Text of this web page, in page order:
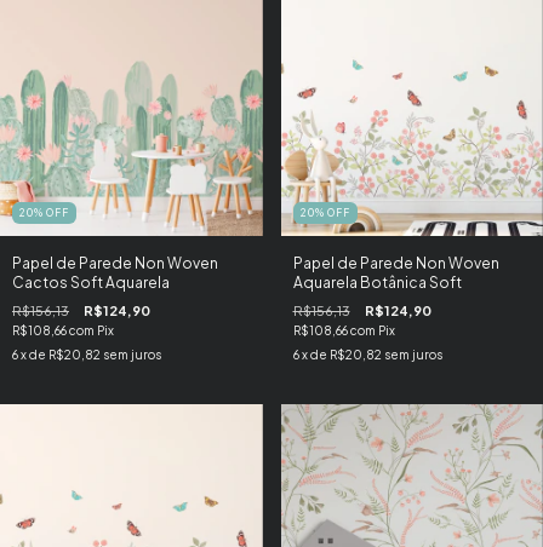
20% OFF
Papel de Parede Non Woven
Cactos Soft Aquarela
R$156,13 R$124,90
R$108,66com Pix
6x de R$20,82 sem juros
20% OFF
Papel de Parede Non Woven
Aquarela Botânica Soft
R$156,13 R$124,90
R$108,66com Pix
6 x de R$20,82 sem juros